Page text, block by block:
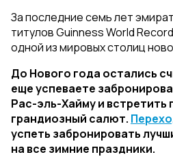
За последние семь лет
титулов Guinness World
одной из мировых столиц
До Нового года остались
еще успеваете
Рас-эль-Хайму и встретить
грандиозный салют.
успеть забронировать
на все зимние праздники.